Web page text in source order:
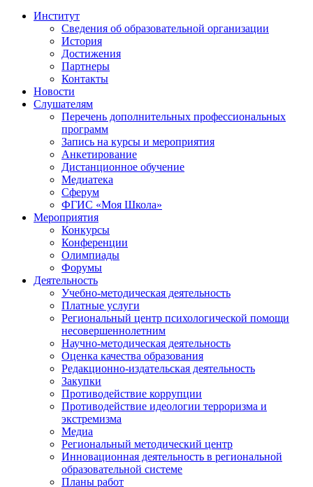
Институт
Сведения об образовательной организации
История
Достижения
Партнеры
Контакты
Новости
Слушателям
Перечень дополнительных профессиональных
программ
Запись на курсы и мероприятия
Анкетирование
Дистанционное обучение
Медиатека
Сферум
ФГИС «Моя Школа»
Мероприятия
Конкурсы
Конференции
Олимпиады
Форумы
Деятельность
Учебно-методическая деятельность
Платные услуги
Региональный центр психологической помощи
несовершеннолетним
Научно-методическая деятельность
Оценка качества образования
Редакционно-издательская деятельность
Закупки
Противодействие коррупции
Противодействие идеологии терроризма и
экстремизма
Медиа
Региональный методический центр
Инновационная деятельность в региональной
образовательной системе
Планы работ